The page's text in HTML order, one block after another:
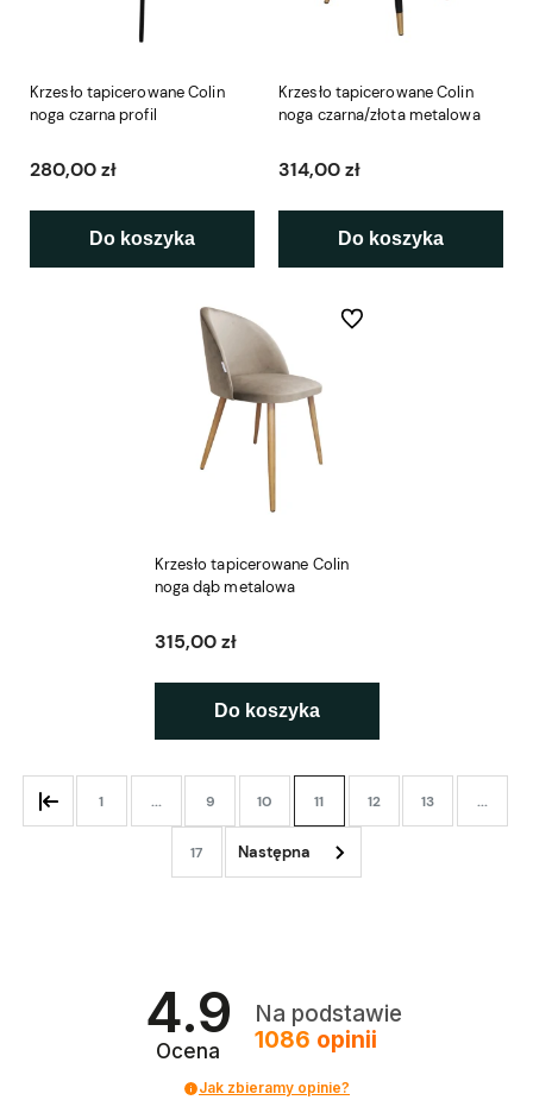
Krzesło tapicerowane Colin
noga czarna profil
280,00 zł
Do koszyka
Krzesło tapicerowane Colin
noga czarna/złota metalowa
314,00 zł
Do koszyka
Krzesło tapicerowane Colin
noga dąb metalowa
315,00 zł
Do koszyka
Do ulubionych
1 ... 9 10 11 12 13 ...
17
4.9
Ocena
Na podstawie
1086 opinii
Jak zbieramy opinie?